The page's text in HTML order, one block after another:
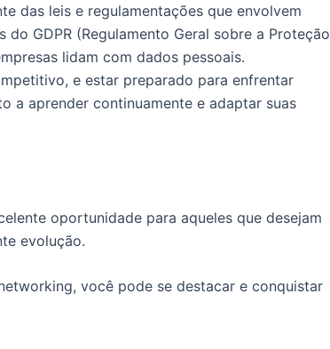
das leis e regulamentações que envolvem
GDPR (Regulamento Geral sobre a Proteção
lidam com dados pessoais.
e estar preparado para enfrentar
a aprender continuamente e adaptar suas
oportunidade para aqueles que desejam
evolução.
você pode se destacar e conquistar